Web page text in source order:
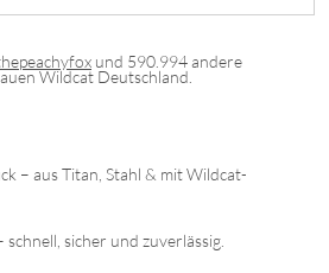
und 590.994 andere
Wildcat Deutschland.
– aus Titan, Stahl & mit Wildcat-
sicher und zuverlässig.